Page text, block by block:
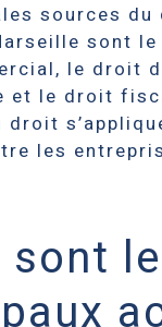
sources du
sont
le droit
et le droit
droit
les
sont